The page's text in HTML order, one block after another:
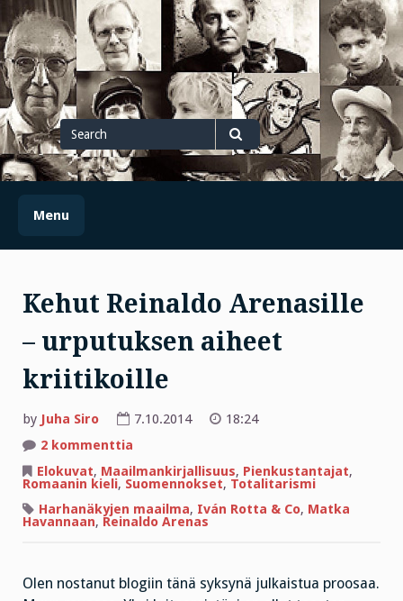
Skip
to
content
Search
for
Search
Menu
Kehut Reinaldo Arenasille
– urputuksen aiheet
kriitikoille
by Juha Siro 7.10.2014
18:24
2 kommenttia
Reinaldo
Arenasille
urputuksen
aiheet
Elokuvat, Maailmankirjallisuus, Pienkustantajat,
Romaanin kieli, Suomennokset, Totalitarismi
Harhanäkyjen maailma, Iván Rotta & Co, Matka
Havannaan, Reinaldo Arenas
Olen nostanut blogiin tänä syksynä julkaistua proosaa.